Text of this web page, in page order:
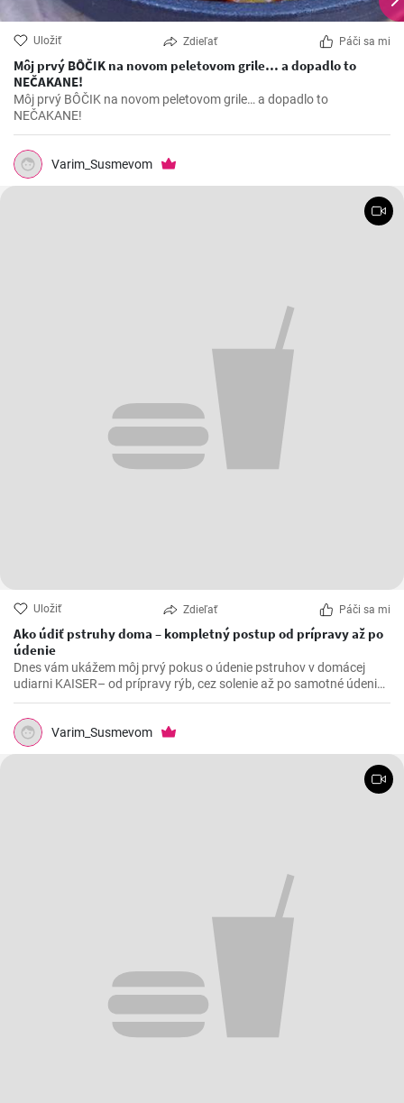
Uložiť Zdieľať Páči sa mi
Môj prvý BÔČIK na novom peletovom grile… a dopadlo to
NEČAKANE!
Môj prvý BÔČIK na novom peletovom grile… a dopadlo to
NEČAKANE!
Varim_Susmevom
Uložiť Zdieľať Páči sa mi
Ako údiť pstruhy doma – kompletný postup od prípravy až po
údenie
Dnes vám ukážem môj prvý pokus o údenie pstruhov v domácej
udiarni KAISER– od prípravy rýb, cez solenie až po samotné údenie.
Ak máte radi domáce údené ryby, tento postup vám ukáže, ako si
pripraviť krásne zlatisté a chutné pstruhy priamo doma.
Varim_Susmevom